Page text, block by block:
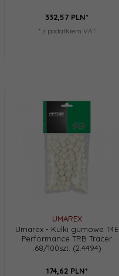
332,57 PLN*
* z podatkiem VAT
UMAREX
Umarex - Kulki gumowe T4E
Performance TRB Tracer
.68/100szt. (2.4494)
174,62 PLN*